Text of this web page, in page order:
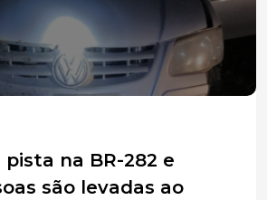
pista na BR-282 e
são levadas ao